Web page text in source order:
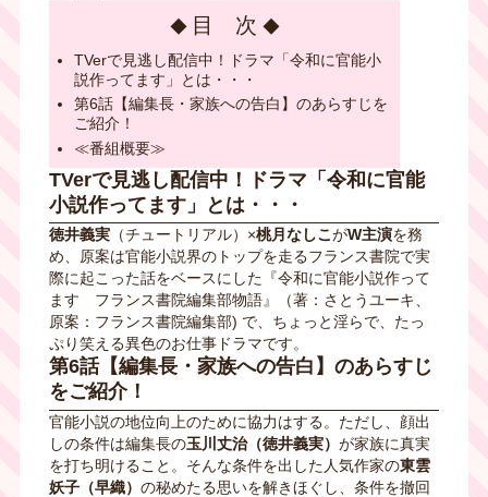
目 次
TVerで見逃し配信中！ドラマ「令和に官能小
説作ってます」とは・・・
第6話【編集長・家族への告白】のあらすじを
ご紹介！
≪番組概要≫
TVerで見逃し配信中！ドラマ「令和に官能
小説作ってます」とは・・・
徳井義実（チュートリアル）×桃月なしこがW主演を務
め、原案は官能小説界のトップを走るフランス書院で実
際に起こった話をベースにした『令和に官能小説作って
ます フランス書院編集部物語』（著：さとうユーキ、
原案：フランス書院編集部) で、ちょっと淫らで、たっ
ぷり笑える異色のお仕事ドラマです。
第6話【編集長・家族への告白 】 のあらすじ
をご紹介！
官能小説の地位向上のために協力はする。ただし、顔出
しの条件は編集長の玉川丈治（徳井義実） が家族に真実
を打ち明けること。そんな条件を出した人気作家の東雲
妖子（早織） の秘めたる思いを解きほぐし、条件を撤回